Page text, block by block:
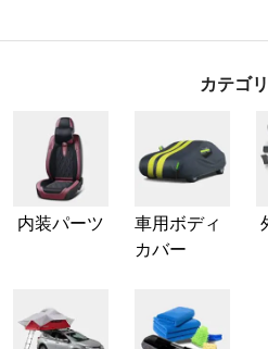
カテゴ
内装パーツ
車用ボディ
カバー